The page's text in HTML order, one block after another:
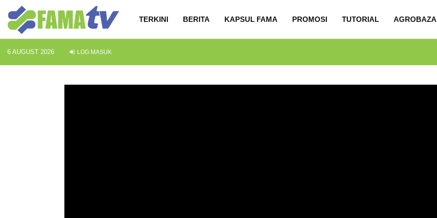
TERKINI BERITA KAPSUL FAMA PROMOSI TUTORIAL
6 AUGUST 2026 LOG MASUK